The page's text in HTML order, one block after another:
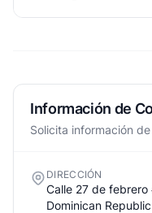
Información de
Solicita información
DIRECCIÓN
Calle 27 de
Dominican Republic